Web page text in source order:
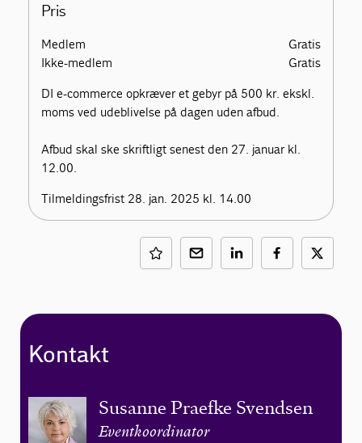
Pris
Medlem
Gratis
Ikke-medlem
Gratis
DI e-commerce opkræver et gebyr på 500 kr. ekskl.
moms ved udeblivelse på dagen uden afbud.
Afbud skal ske skriftligt senest den 27. januar kl.
12.00.
Tilmeldingsfrist 28. jan. 2025 kl. 14.00
Kontakt
Susanne Praefke Svendsen
Eventkoordinator